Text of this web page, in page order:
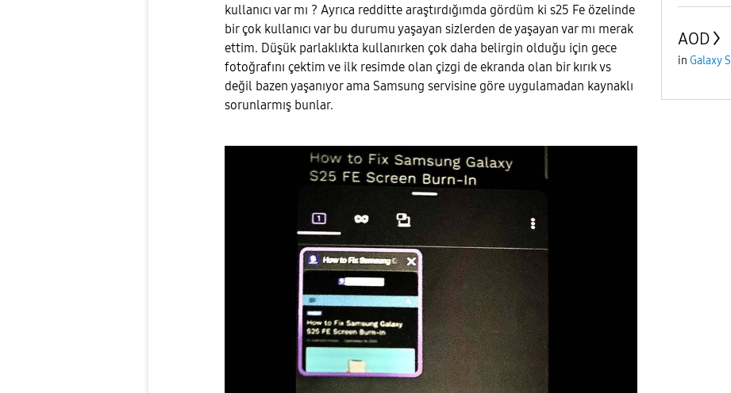
kullanıcı var mı ? Ayrıca redditte araştırdığımda gördüm ki s25 Fe özelinde
bir çok kullanıcı var bu durumu yaşayan sizlerden de yaşayan var mı merak
ettim. Düşük parlaklıkta kullanırken çok daha belirgin olduğu için gece
fotoğrafını çektim ve ilk resimde olan çizgi de ekranda olan bir kırık vs
değil bazen yaşanıyor ama Samsung servisine göre uygulamadan kaynaklı
sorunlarmış bunlar.
AOD
in Galaxy S